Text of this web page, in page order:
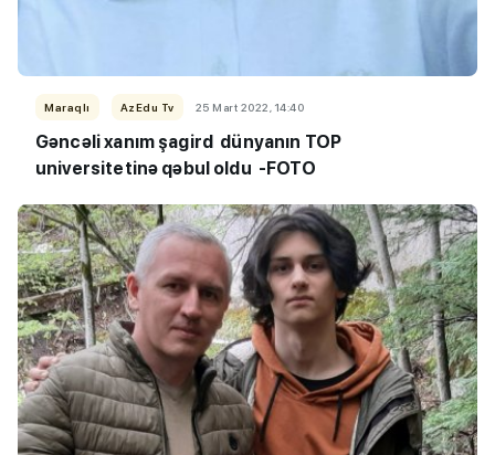
Maraqlı AzEdu Tv 25 Mart 2022, 14:40
Gəncəli xanım şagird dünyanın TOP
universitetinə qəbul oldu -FOTO